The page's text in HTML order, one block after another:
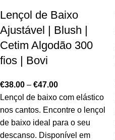
Lençol de Baixo
Ajustável | Blush |
Cetim Algodão 300
fios | Bovi
€38.00 – €47.00
Lençol de baixo com elástico
nos cantos. Encontre o lençol
de baixo ideal para o seu
descanso. Disponível em